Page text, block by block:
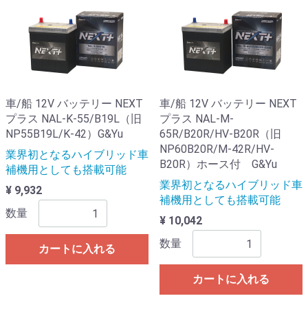
車/船 12V バッテリー NEXT
プラス NAL-K-55/B19L（旧
NP55B19L/K-42）G&Yu
業界初となるハイブリッド車
補機用としても搭載可能
¥ 9,932
数量
カートに入れる
車/船 12V バッテリー NEXT
プラス NAL-M-
65R/B20R/HV-B20R（旧
NP60B20R/M-42R/HV-
B20R）ホース付 G&Yu
業界初となるハイブリッド車
補機用としても搭載可能
¥ 10,042
数量
カートに入れる